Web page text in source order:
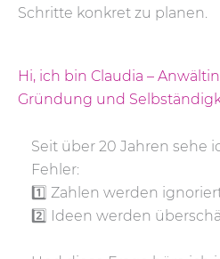
Schritte konkret zu planen.
Hi, ich bin Claudia –
Gründung und
Seit über 20 Jahren sehe
Fehler:
1️⃣ Zahlen werden
2️⃣ Ideen werden